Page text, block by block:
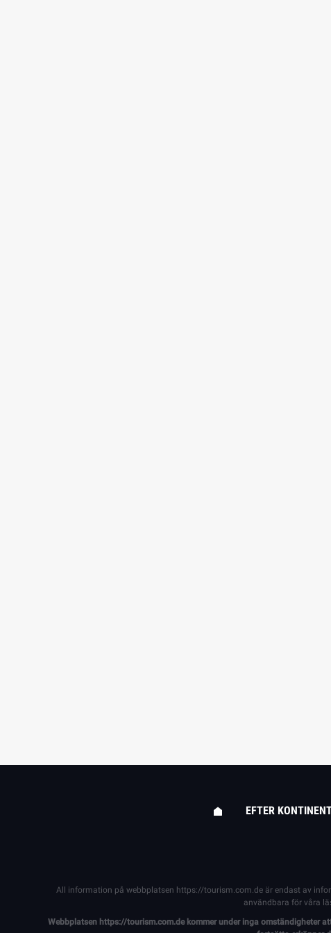
EFTER
All information på webbplatsen https://tourism.com.de är endast av
användbara för våra
Webbplatsen https://tourism.com.dekommer under inga omständigheter